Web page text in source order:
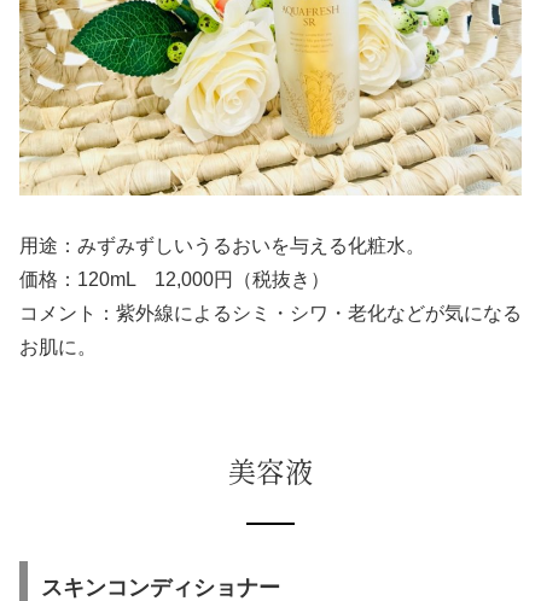
用途：みずみずしいうるおいを与える化粧水。
価格：120mL 12,000円（税抜き）
コメント：紫外線によるシミ・シワ・老化などが気になる
お肌に。
美容液
スキンコンディショナー